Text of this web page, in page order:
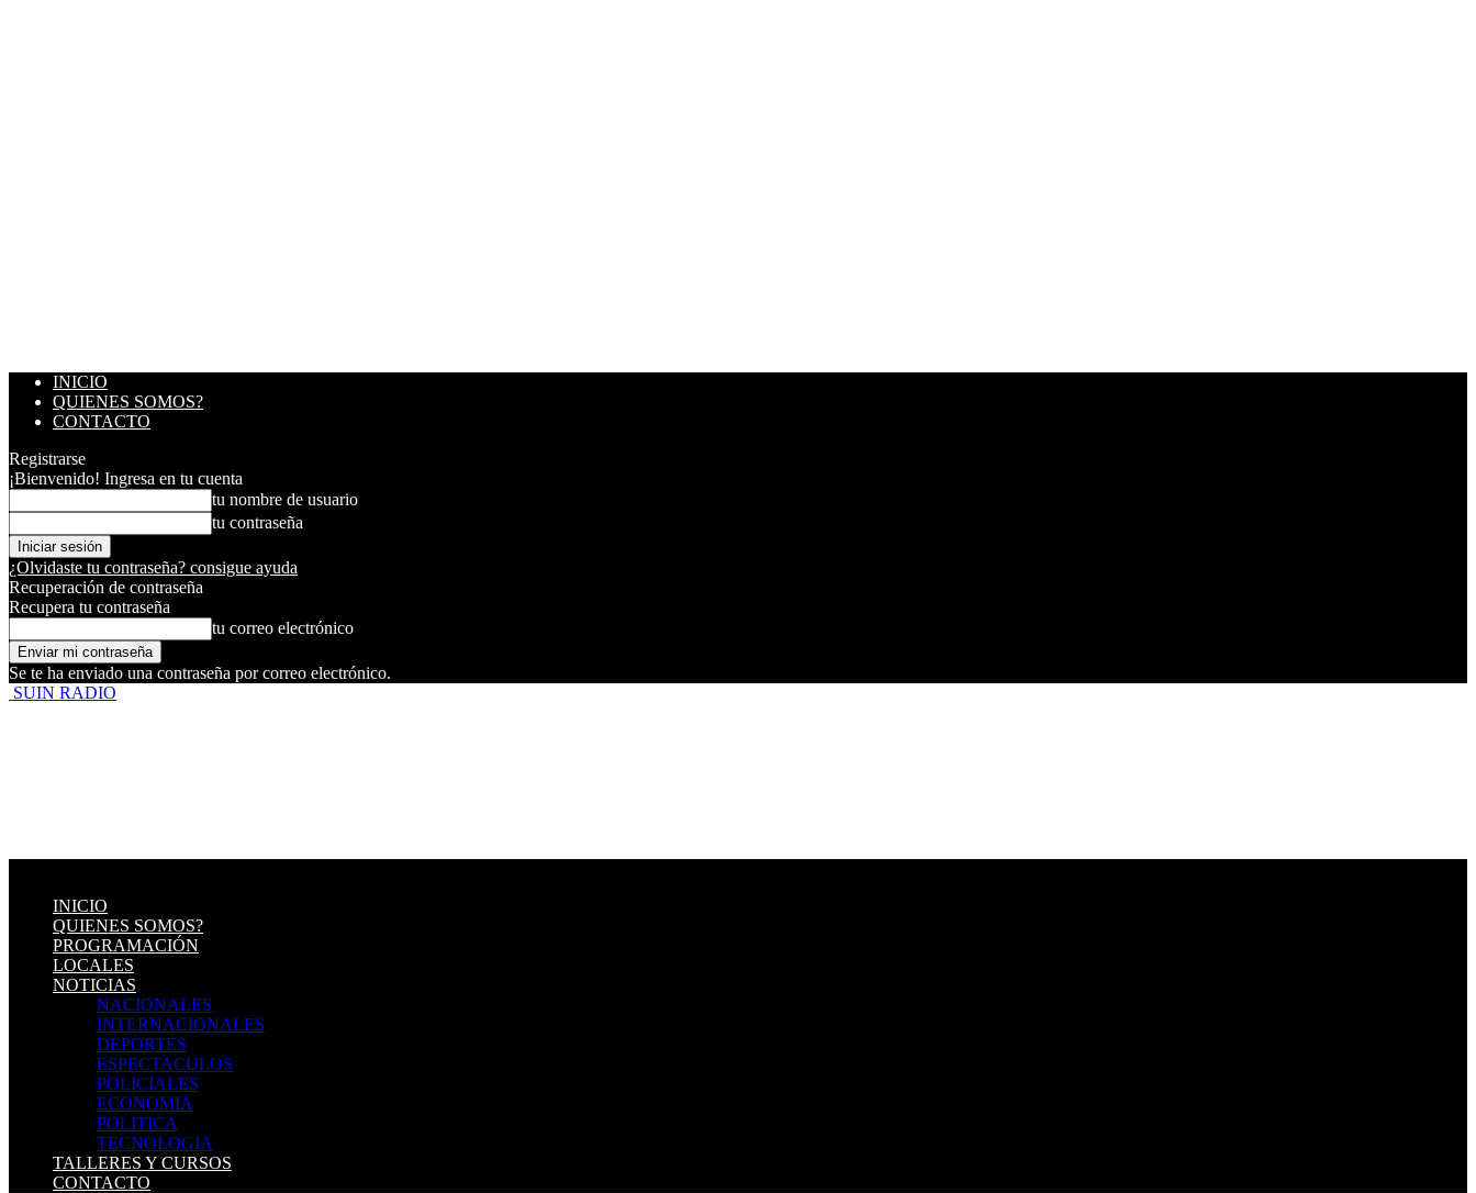
INICIO
QUIENES SOMOS?
CONTACTO
Registrarse
¡Bienvenido! Ingresa en tu cuenta
tu nombre de usuario
tu contraseña
¿Olvidaste tu contraseña? consigue ayuda
Recuperación de contraseña
Recupera tu contraseña
tu correo electrónico
Se te ha enviado una contraseña por correo electrónico.
SUIN RADIO
INICIO
QUIENES SOMOS?
PROGRAMACIÓN
LOCALES
NOTICIAS
NACIONALES
INTERNACIONALES
DEPORTES
ESPECTACULOS
POLICIALES
ECONOMIA
POLITICA
TECNOLOGIA
TALLERES Y CURSOS
CONTACTO